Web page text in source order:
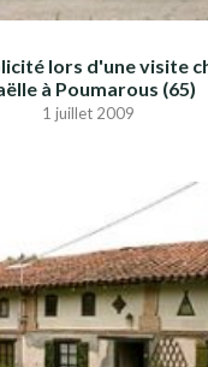
lors d'une visite
à Poumarous (65)
1 juillet 2009